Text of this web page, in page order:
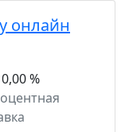
онлайн
%